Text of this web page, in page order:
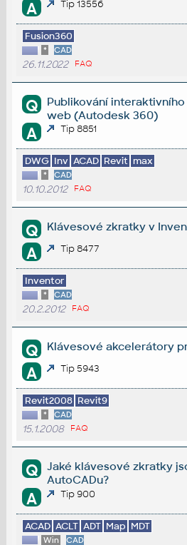
A Tip 13556
Fusion360
* CAD
26.11.2022 FAQ
Q
Publikování interaktivního
web (Autodesk 360)
A Tip 8851
DWG Inv ACAD Revit max
* CAD
10.10.2012 FAQ
Q Klávesové zkratky v
A Tip 8477
Inventor
* CAD
20.2.2012 FAQ
Q Klávesové akcelerátory
A Tip 5943
Revit2008 Revit9
* CAD
15.1.2008 FAQ
Q
Jaké klávesové zkratky
AutoCADu?
A Tip 900
ACAD ACLT ADT Map MDT
Win CAD